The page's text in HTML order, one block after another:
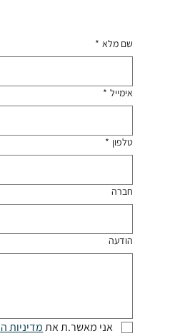
שם מלא *
אימייל *
טלפון *
חברה
הודעה
אני מאשר.ת את מדיניות